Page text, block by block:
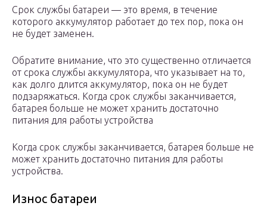
Срок службы батареи — это время, в течение
которого аккумулятор работает до тех пор, пока он
не будет заменен.
Обратите внимание, что это существенно отличается
от срока службы аккумулятора, что указывает на то,
как долго длится аккумулятор, пока он не будет
подзаряжаться. Когда срок службы заканчивается,
батарея больше не может хранить достаточно
питания для работы устройства
Когда срок службы заканчивается, батарея больше не
может хранить достаточно питания для работы
устройства.
Износ батареи